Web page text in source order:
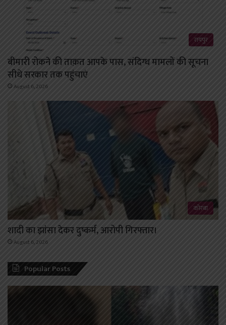
रायपुर
बीमारी रोकने की ताक़त आपके पास, संदिग्ध मामलों की सूचना
सीधे सरकार तक पहुंचाएं
August 6, 2026
कोरबा
शादी का झांसा देकर दुष्कर्म, आरोपी गिरफ्तार।
August 6, 2026
Popular Posts